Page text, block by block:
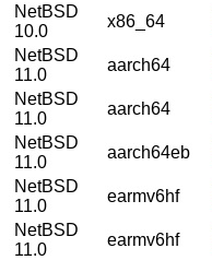
NetBSD
10.0
x86_64
NetBSD
11.0
aarch64
NetBSD
11.0
aarch64
NetBSD
11.0
aarch64eb
NetBSD
11.0
earmv6hf
NetBSD
11.0
earmv6hf